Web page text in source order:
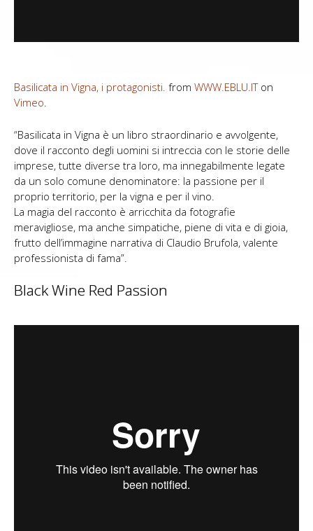
Basilicata in Vigna, i protagonisti. from WWW.EBLU.ITon
Vimeo
“Basilicata in Vigna è un libro straordinario e avvolgente,
dove il racconto degli uomini si intreccia con le storie delle
imprese, tutte diverse tra loro, ma innegabilmente legate
da un solo comune denominatore: la passione per il
proprio territorio, per la vigna e per il vino.
La magia del racconto è arricchita da fotografie
meravigliose, ma anche simpatiche, piene di vita e di gioia,
frutto dell’immagine narrativa di Claudio Brufola, valente
professionista di fama”.
Black Wine Red Passion